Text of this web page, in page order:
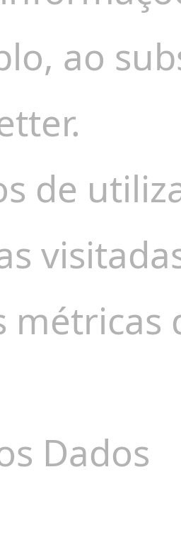
ao
de
métricas
Dados